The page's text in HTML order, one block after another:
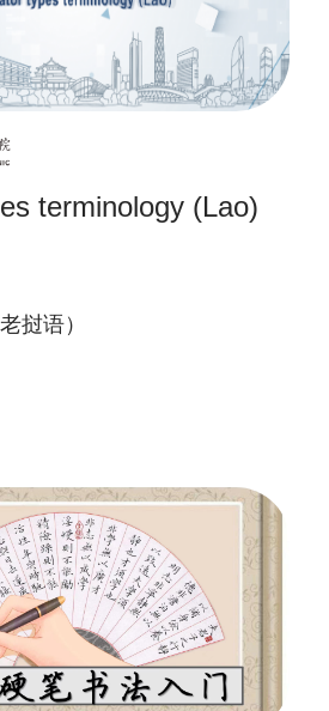
terminology (Lao)
挝语）